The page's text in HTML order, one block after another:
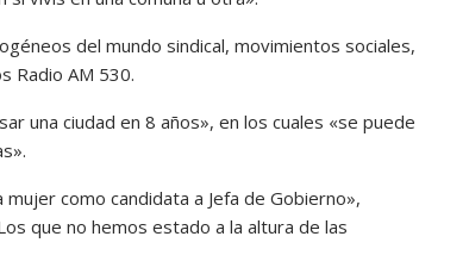
del mundo sindical, movimientos sociales,
Radio AM 530.
una ciudad en 8 años», en los cuales «se puede
como candidata a Jefa de Gobierno»,
que no hemos estado a la altura de las